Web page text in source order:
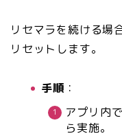
リセマラを続ける場
リセットします。
手順 ：
アプリ内
ら実施。